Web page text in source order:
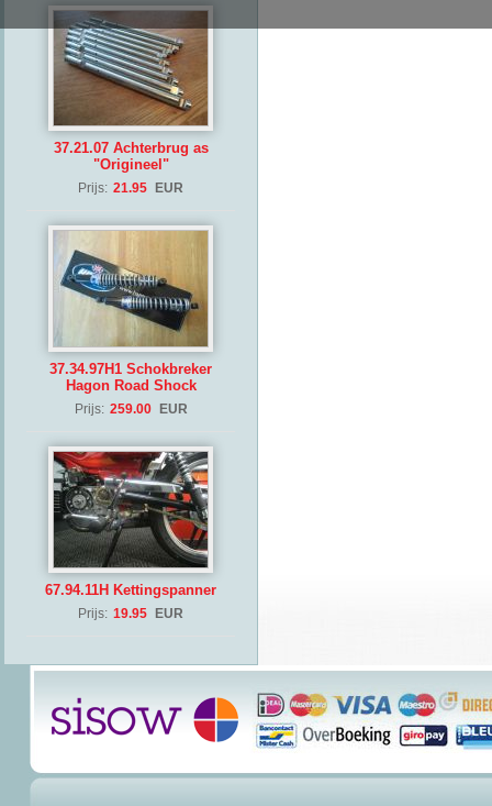
37.21.07 Achterbrug as
"Origineel"
Prijs: 21.95 EUR
37.34.97H1 Schokbreker
Hagon Road Shock
Prijs: 259.00 EUR
67.94.11H Kettingspanner
Prijs: 19.95 EUR